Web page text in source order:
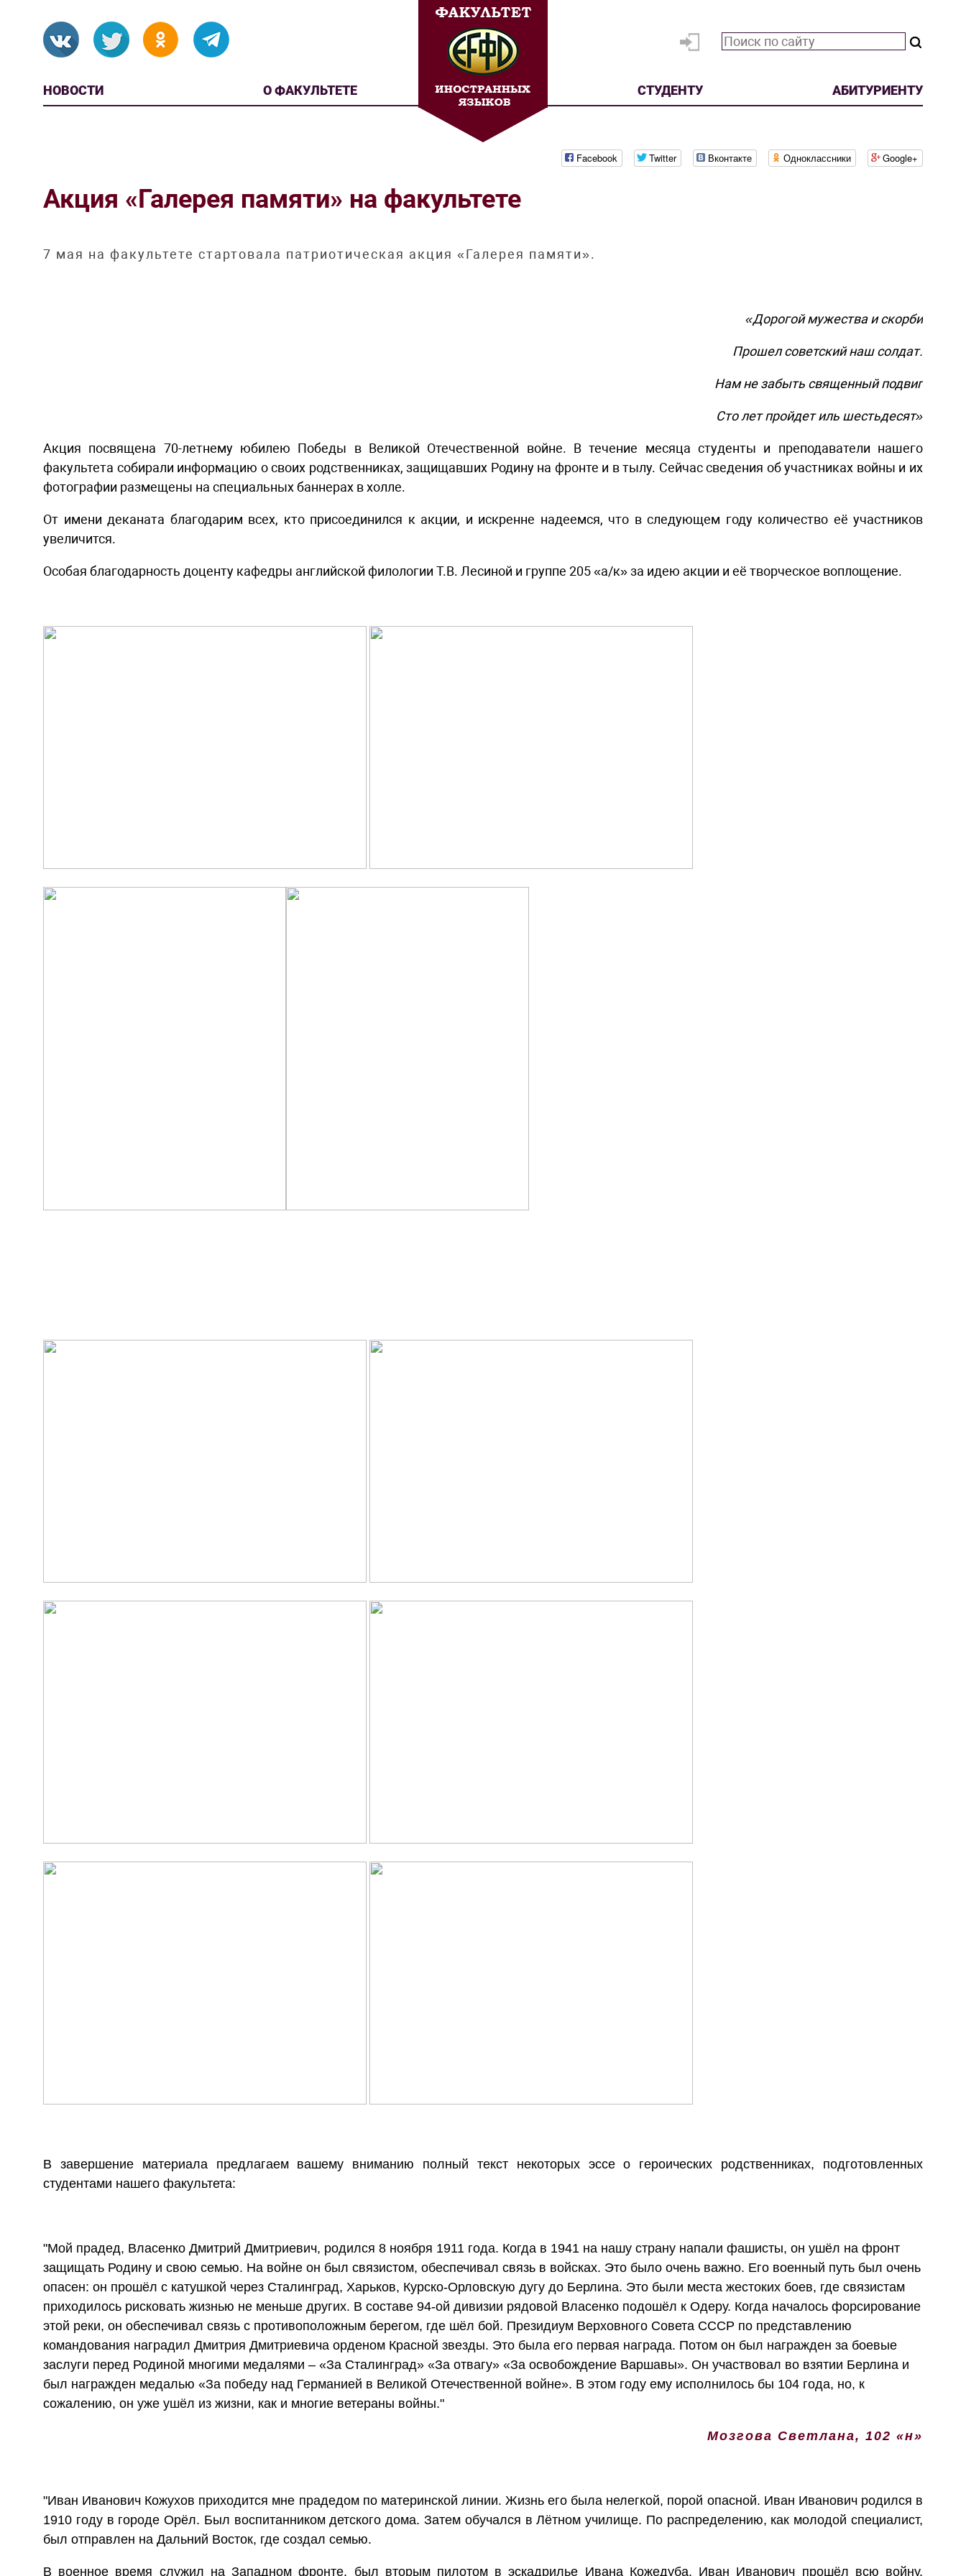
НОВОСТИ О ФАКУЛЬТЕТЕ СТУДЕНТУ АБИТУРИЕНТУ
Facebook Twitter Вконтакте Одноклассники Google+
Акция «Галерея памяти» на факультете
7 мая на факультете стартовала патриотическая акция «Галерея памяти».
«Дорогой мужества и скорби
Прошел советский наш солдат.
Нам не забыть священный подвиг
Сто лет пройдет иль шестьдесят»
Акция посвящена 70-летнему юбилею Победы в Великой Отечественной войне. В течение месяца студенты и преподаватели нашего
факультета собирали информацию о своих родственниках, защищавших Родину на фронте и в тылу. Сейчас сведения об участниках войны и их
фотографии размещены на специальных баннерах вхолле.
От имени деканата благодарим всех, кто присоединился к акции, и искренне надеемся, что в следующем году количество её участников
увеличится.
Особая благодарность доценту кафедры английской филологии Т.В. Лесиной и группе 205 «а/к» за идею акции и её творческое воплощение.
В завершение материала предлагаем вашему вниманию полный текст некоторых эссе о героических родственниках, подготовленных
студентами нашего факультета:
"Мой прадед, Власенко Дмитрий Дмитриевич, родился 8 ноября 1911 года. Когда в 1941 на нашу страну напали фашисты, он ушёл на фронт
защищать Родину и свою семью. На войне он был связистом, обеспечивал связь в войсках. Это было очень важно. Его военный путь был очень
опасен: он прошёл с катушкой через Сталинград, Харьков, Курско-Орловскую дугу до Берлина. Это были места жестоких боев, где связистам
приходилось рисковать жизнью не меньше других. В составе 94-ой дивизии рядовой Власенко подошёл к Одеру. Когда началось форсирование
этой реки, он обеспечивал связь с противоположным берегом, где шёл бой. Президиум Верховного Совета СССР по представлению
командования наградил Дмитрия Дмитриевича орденом Красной звезды. Это была его первая награда. Потом он был награжден за боевые
заслуги перед Родиной многими медалями – «За Сталинград» «За отвагу» «За освобождение Варшавы». Он участвовал во взятии Берлина и
был награжден медалью «За победу над Германией в Великой Отечественной войне». В этом году ему исполнилось бы 104 года, но, к
сожалению, он уже ушёл из жизни, как и многие ветераны войны."
Мозгова Светлана, 102 «н»
"Иван Иванович Кожухов приходится мне прадедом по материнской линии. Жизнь его была нелегкой, порой опасной. Иван Иванович родился в
1910 году в городе Орёл. Был воспитанником детского дома. Затем обучался в Лётном училище. По распределению, как молодой специалист,
был отправлен на Дальний Восток, где создал семью.
В военное время служил на Западном фронте, был вторым пилотом в эскадрилье Ивана Кожедуба. Иван Иванович прошёл всю войну,